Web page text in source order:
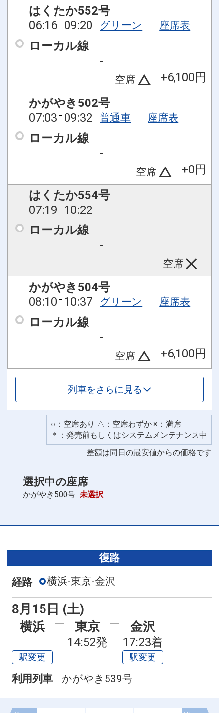
はくたか552号
06:16 09:20 グリーン 座席表
ローカル線
-
空席
+6,100円
かがやき502号
07:03 09:32 普通車 座席表
ローカル線
-
空席
+0円
はくたか554号
07:19 10:22
ローカル線
-
空席
かがやき504号
08:10 10:37 グリーン 座席表
ローカル線
-
空席
+6,100円
列車をさらに見る
○：空席あり △：空席わずか ×：満席
＊：発売前もしくはシステムメンテナンス中
差額は同日の最安値からの価格です
選択中の座席
かがやき500号 未選択
復路
経路 横浜-東京-金沢
8月15日 (土)
横浜
駅変更
東京
14:52発
金沢
17:23着
駅変更
利用列車 かがやき539号